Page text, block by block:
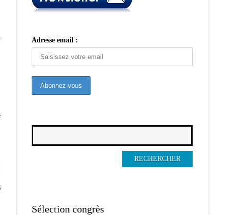
Adresse email :
Sélection congrès